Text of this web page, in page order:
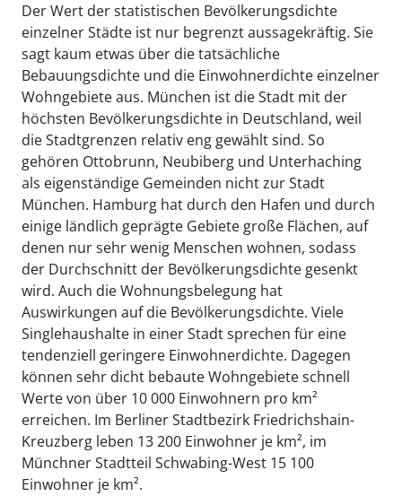
Der Wert der statistischen Bevölkerungsdichte
einzelner Städte ist nur begrenzt aussagekräftig. Sie
sagt kaum etwas über die tatsächliche
Bebauungsdichte und die Einwohnerdichte einzelner
Wohngebiete aus. München ist die Stadt mit der
höchsten Bevölkerungsdichte in Deutschland, weil
die Stadtgrenzen relativ eng gewählt sind. So
gehören Ottobrunn, Neubiberg und Unterhaching
als eigenständige Gemeinden nicht zur Stadt
München. Hamburg hat durch den Hafen und durch
einige ländlich geprägte Gebiete große Flächen, auf
denen nur sehr wenig Menschen wohnen, sodass
der Durchschnitt der Bevölkerungsdichte gesenkt
wird. Auch die Wohnungsbelegung hat
Auswirkungen auf die Bevölkerungsdichte. Viele
Singlehaushalte in einer Stadt sprechen für eine
tendenziell geringere Einwohnerdichte. Dagegen
können sehr dicht bebaute Wohngebiete schnell
Werte von über 10 000 Einwohnern pro km²
erreichen. Im Berliner Stadtbezirk Friedrichshain-
Kreuzberg leben 13 200 Einwohner je km², im
Münchner Stadtteil Schwabing-West 15 100
Einwohner je km².